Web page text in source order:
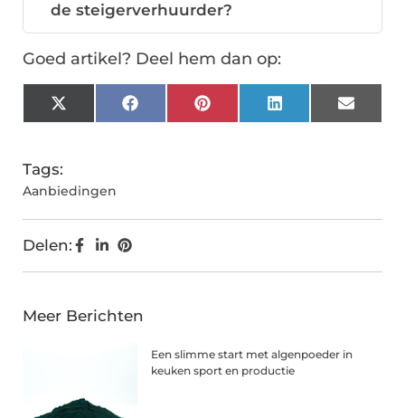
de steigerverhuurder?
Goed artikel? Deel hem dan op:
X
(Twitter)
FacebookPinterestLinkedInEmail
Tags:
Aanbiedingen
Delen:
Meer Berichten
Een slimme start met algenpoeder in
keuken sport en productie